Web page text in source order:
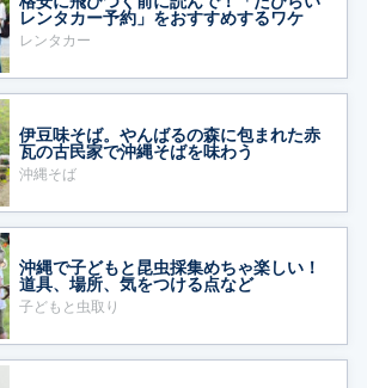
レンタカー予約」をおすすめするワケ
レンタカー
伊豆味そば。やんばるの森に包まれた赤
瓦の古民家で沖縄そばを味わう
沖縄そば
沖縄で子どもと昆虫採集めちゃ楽しい！
道具、場所、気をつける点など
子どもと虫取り